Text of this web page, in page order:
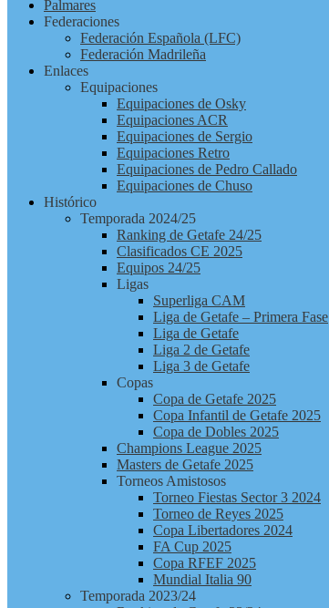
Palmares
Federaciones
Federación Española (LFC)
Federación Madrileña
Enlaces
Equipaciones
Equipaciones de Osky
Equipaciones ACR
Equipaciones de Sergio
Equipaciones Retro
Equipaciones de Pedro Callado
Equipaciones de Chuso
Histórico
Temporada 2024/25
Ranking de Getafe 24/25
Clasificados CE 2025
Equipos 24/25
Ligas
Superliga CAM
Liga de Getafe – Primera Fase
Liga de Getafe
Liga 2 de Getafe
Liga 3 de Getafe
Copas
Copa de Getafe 2025
Copa Infantil de Getafe 2025
Copa de Dobles 2025
Champions League 2025
Masters de Getafe 2025
Torneos Amistosos
Torneo Fiestas Sector 3 2024
Torneo de Reyes 2025
Copa Libertadores 2024
FA Cup 2025
Copa RFEF 2025
Mundial Italia 90
Temporada 2023/24